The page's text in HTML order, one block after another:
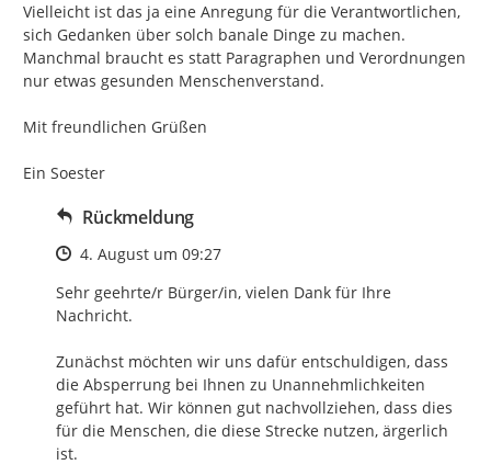
Vielleicht ist das ja eine Anregung für die Verantwortlichen,
sich Gedanken über solch banale Dinge zu machen.
Manchmal braucht es statt Paragraphen und Verordnungen
nur etwas gesunden Menschenverstand.
Mit freundlichen Grüßen
Ein Soester
Rückmeldung
Zeitpunkt des Erstellens
4. August um 09:27
Sehr geehrte/r Bürger/in, vielen Dank für Ihre
Nachricht.
Zunächst möchten wir uns dafür entschuldigen, dass
die Absperrung bei Ihnen zu Unannehmlichkeiten
geführt hat. Wir können gut nachvollziehen, dass dies
für die Menschen, die diese Strecke nutzen, ärgerlich
ist.